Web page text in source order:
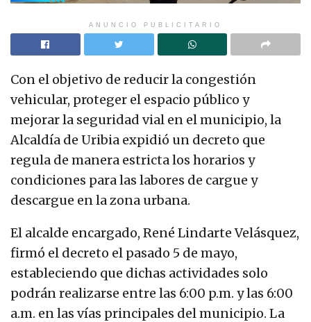
ANUNCIO PUBLICITARIO
Con el objetivo de reducir la congestión
vehicular, proteger el espacio público y
mejorar la seguridad vial en el municipio, la
Alcaldía de Uribia expidió un decreto que
regula de manera estricta los horarios y
condiciones para las labores de cargue y
descargue en la zona urbana.
El alcalde encargado, René Lindarte Velásquez,
firmó el decreto el pasado 5 de mayo,
estableciendo que dichas actividades solo
podrán realizarse entre las 6:00 p.m. y las 6:00
a.m. en las vías principales del municipio. La